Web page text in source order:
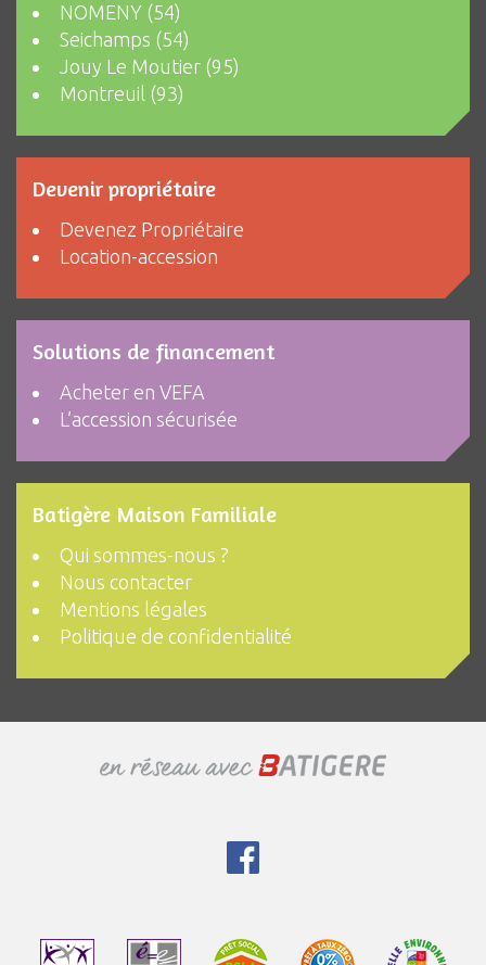
NOMENY (54)
Seichamps (54)
Jouy Le Moutier (95)
Montreuil (93)
Devenir propriétaire
Devenez Propriétaire
Location-accession
Solutions de financement
Acheter en VEFA
L’accession sécurisée
Batigère Maison Familiale
Qui sommes-nous ?
Nous contacter
Mentions légales
Politique de confidentialité